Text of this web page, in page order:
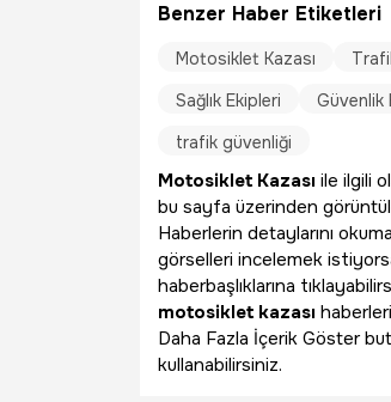
Benzer Haber Etiketleri
Motosiklet Kazası
Sağlık Ekipleri
Güvenlik
trafik güvenliği
Motosiklet Kazası ile ilgili
bu sayfa üzerinden
Haberlerin detaylarını
görselleri incelemek
haberbaşlıklarına
motosiklet kazası
Daha Fazla İçerik Göster
kullanabilirsiniz.